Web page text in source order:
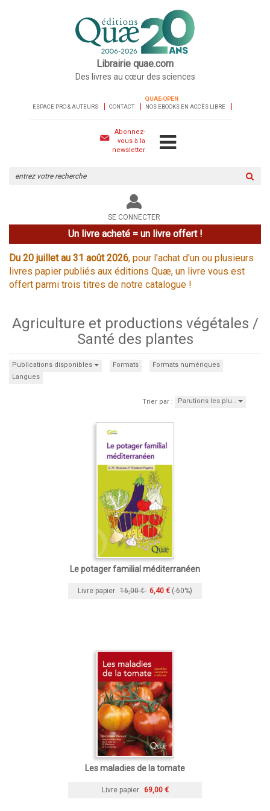
Librairie quae.com
Des livres au cœur des sciences
ESPACE PRO & AUTEURS CONTACT
QUAE-OPEN
NOS EBOOKS EN ACCÈS LIBRE
Abonnez-
vous à la
newsletter
le
site
SE CONNECTER
Un livre acheté = un livre offert !
Du 20 juillet au 31 août 2026, pour l'achat d'un ou plusieurs
livres papier publiés aux éditions Quæ, un livre vous est
offert parmi trois titres de notre catalogue !
Agriculture et productions végétales /
Santé des plantes
Publications disponibles Formats
Formats numériques
Langues
Trier par : Parutions les plu…
Le potager familial méditerranéen
Livre papier 16,00 € 6,40 € (-60%)
Les maladies de la tomate
Livre papier 69,00 €